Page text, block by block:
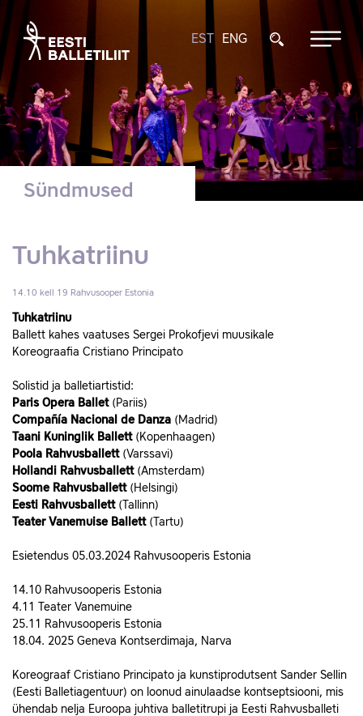
EST ENG
Sündmused
Tuhkatriinu
14.10 kell 19 Rahvusooper Estonia
Tuhkatriinu
Ballett kahes vaatuses Sergei Prokofjevi muusikale
Koreograafia Cristiano Principato
Solistid ja balletiartistid:
Paris Opera Ballet(Pariis)
Compañía Nacional de Danza (Madrid)
Taani Kuninglik Ballett(Kopenhaagen)
Poola Rahvusballett(Varssavi)
Hollandi Rahvusballett(Amsterdam)
Soome Rahvusballett(Helsingi)
Eesti Rahvusballett(Tallinn)
Teater Vanemuise Ballett(Tartu)
Esietendus 05.03.2024 Rahvusooperis Estonia
14.10 Rahvusooperis Estonia
4.11 Teater Vanemuine
25.11 Rahvusooperis Estonia
18.04. 2025 Geneva Kontserdimaja, Narva
Koreograaf Cristiano Principato ja kunstiprodutsent Sander Sellin
(Eesti Balletiagentuur) on loonud ainulaadse kontseptsiooni, mis
ühendab nelja Euroopa juhtiva balletitrupi ja Eesti Rahvusballeti